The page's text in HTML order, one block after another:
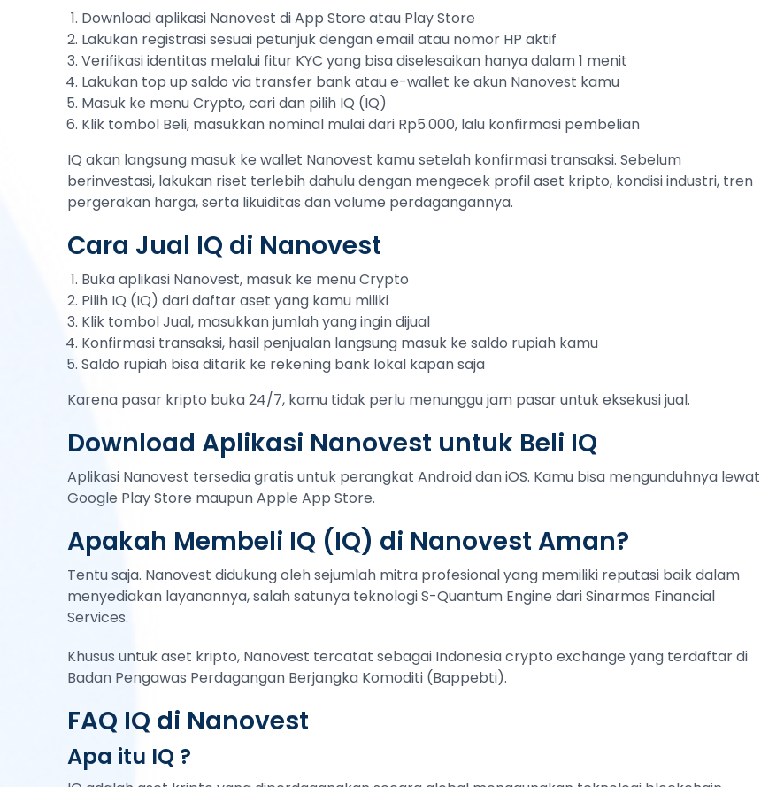
Download aplikasi Nanovest di App Store atau Play Store
Lakukan registrasi sesuai petunjuk dengan email atau nomor HP aktif
Verifikasi identitas melalui fitur KYC yang bisa diselesaikan hanya dalam 1 menit
Lakukan top up saldo via transfer bank atau e-wallet ke akun Nanovest kamu
Masuk ke menu Crypto, cari dan pilih IQ (IQ)
Klik tombol Beli, masukkan nominal mulai dari Rp5.000, lalu konfirmasi pembelian
IQ akan langsung masuk ke wallet Nanovest kamu setelah konfirmasi transaksi. Sebelum
berinvestasi, lakukan riset terlebih dahulu dengan mengecek profil aset kripto, kondisi industri, tren
pergerakan harga, serta likuiditas dan volume perdagangannya.
Cara Jual IQ di Nanovest
Buka aplikasi Nanovest, masuk ke menu Crypto
Pilih IQ (IQ) dari daftar aset yang kamu miliki
Klik tombol Jual, masukkan jumlah yang ingin dijual
Konfirmasi transaksi, hasil penjualan langsung masuk ke saldo rupiah kamu
Saldo rupiah bisa ditarik ke rekening bank lokal kapan saja
Karena pasar kripto buka 24/7, kamu tidak perlu menunggu jam pasar untuk eksekusi jual.
Download Aplikasi Nanovest untuk Beli IQ
Aplikasi Nanovest tersedia gratis untuk perangkat Android dan iOS. Kamu bisa mengunduhnya lewat
Google Play Store maupun Apple App Store.
Apakah Membeli IQ (IQ) di Nanovest Aman?
Tentu saja. Nanovest didukung oleh sejumlah mitra profesional yang memiliki reputasi baik dalam
menyediakan layanannya, salah satunya teknologi S-Quantum Engine dari Sinarmas Financial
Services.
Khusus untuk aset kripto, Nanovest tercatat sebagai Indonesia crypto exchange yang terdaftar di
Badan Pengawas Perdagangan Berjangka Komoditi (Bappebti).
FAQ IQ di Nanovest
Apa itu IQ ?